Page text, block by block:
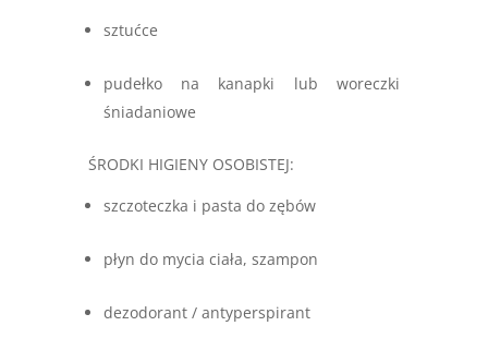
sztućce
pudełko na kanapki lub woreczki
śniadaniowe
ŚRODKI HIGIENY OSOBISTEJ:
szczoteczka i pasta do zębów
płyn do mycia ciała, szampon
dezodorant / antyperspirant